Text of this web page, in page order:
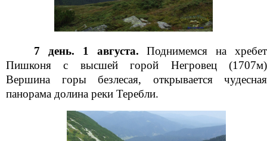
7 день. 1 августа. Поднимемся на хребет
Пишконя с высшей горой Негровец (1707м)
Вершина горы безлесая, открывается чудесная
панорама долина реки Теребли.